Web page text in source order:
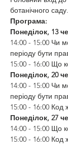
ботанічного
Програма:
Понеділок, 13
14:00 - 15:00 Чи
періоду бути
15:00 - 16:00 Що
Понеділок, 20
14:00 - 15:00 Чи
періоду бути
15:00 - 16:00 Код
Понеділок, 27
14:00 - 15:00 Що
15:00 - 16:00 Код